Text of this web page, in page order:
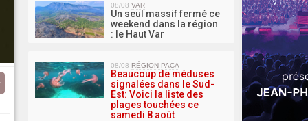
08/08 VAR
Un seul massif fermé ce
weekend dans la région
: le Haut Var
08/08 RÉGION PACA
Beaucoup de méduses
signalées dans le Sud-
Est: Voici la liste des
plages touchées ce
samedi 8 août